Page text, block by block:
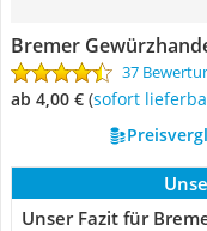
Bremer
37
ab 4,00 € ( Sofort
Unser Fazit für